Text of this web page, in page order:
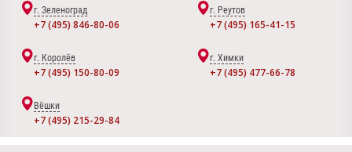
г. Зеленоград
+7 (495) 846-80-06
г. Реутов
+7 (495) 165-41-15
г. Королёв
+7 (495) 150-80-09
г. Химки
+7 (495) 477-66-78
Вёшки
+7 (495) 215-29-84